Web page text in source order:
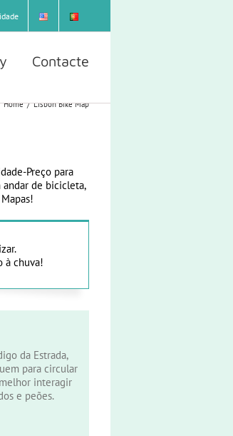
Contacte
Home / Lisbon Bike Map
Preço para
de bicicleta,
à chuva!
da Estrada,
para circular
interagir
e peões.